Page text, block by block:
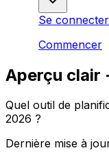
Se connecter
Commencer
Aperçu clair
Quel outil de
2026 ?
Dernière mise à